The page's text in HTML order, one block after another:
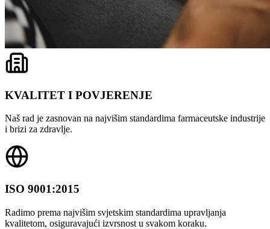
KVALITET I POVJERENJE
Naš rad je zasnovan na najvišim standardima farmaceutske industrije
i brizi za zdravlje.
ISO 9001:2015
Radimo prema najvišim svjetskim standardima upravljanja
kvalitetom, osiguravajući izvrsnost u svakom koraku.